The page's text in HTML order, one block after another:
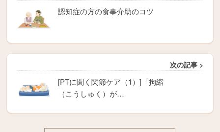
認知症の方の食事介助のコツ
次の記事 >
[PTに聞く関節ケア（1）]「拘縮
（こうしゅく）が…